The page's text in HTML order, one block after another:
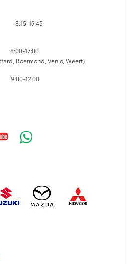
8:15-16:45
8:00-17:00
Roermond, Venlo, Weert)
12:00